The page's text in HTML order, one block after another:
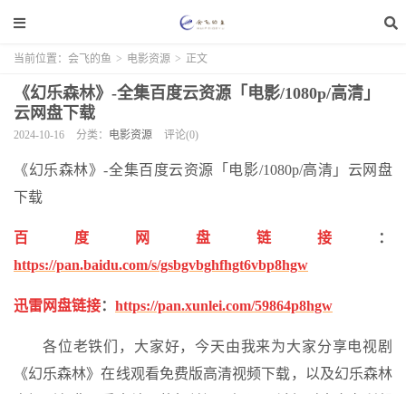
当前位置： 会飞的鱼 > 电影资源 > 正文
《幻乐森林》-全集百度云资源「电影/1080p/高清」
云网盘下载
2024-10-16 分类： 电影资源 评论(0)
《幻乐森林》-全集百度云资源「电影/1080p/高清」云网盘
下载
百度网盘链接
：
https://pan.baidu.com/s/gsbgvbghfhgt6vbp8hgw
迅雷网盘链接： https://pan.xunlei.com/59864p8hgw
各位老铁们，大家好，今天由我来为大家分享电视剧
《幻乐森林》在线观看免费版高清视频下载，以及幻乐森林